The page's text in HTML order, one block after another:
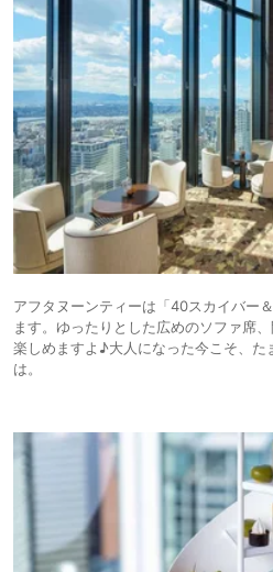
アフタヌーンティーは「40スカイバー
ます。ゆったりとした広めのソファ席
楽しめますよ♪大人になった今こそ、た
は。